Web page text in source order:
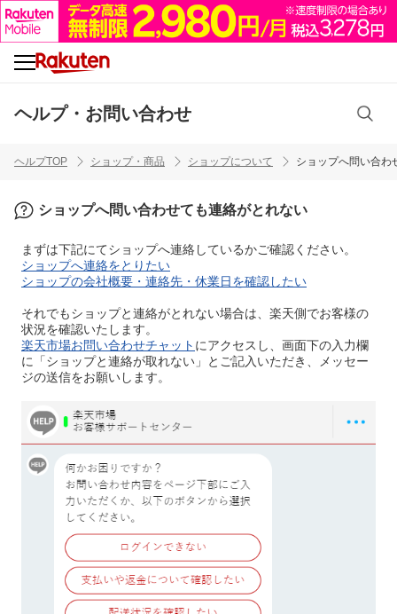
ヘルプ・お問い合わせ
ヘルプTOP ショップ・商品 ショップについて ショップへ問い合わ
ショップへ問い合わせても連絡がとれない
まずは下記にてショップへ連絡しているかご確認ください。
ショップへ連絡をとりたい
ショップの会社概要・連絡先・休業日を確認したい
それでもショップと連絡がとれない場合は、楽天側でお客様の
状況を確認いたします。
楽天市場お問い合わせチャット にアクセスし、画面下の入力欄
に「ショップと連絡が取れない」とご記入いただき、メッセー
ジの送信をお願いします。